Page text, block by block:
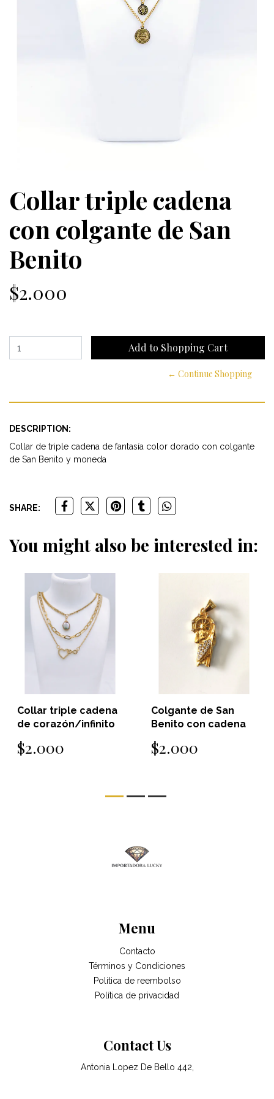
Collar triple cadena
con colgante de San
Benito
$2.000
← Continue Shopping
DESCRIPTION:
Collar de triple cadena de fantasía color dorado con colgante
de San Benito y moneda
SHARE:
You might also be interested in:
Collar triple cadena
de corazón/infinito
$2.000
Colgante de San
Benito con cadena
$2.000
Menu
Contacto
Términos y Condiciones
Politica de reembolso
Política de privacidad
Contact Us
Antonia Lopez De Bello 442,